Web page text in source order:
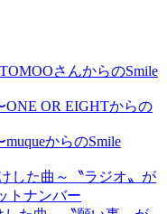
さんからのSmile
OR EIGHTからの
からのSmile
た曲～〝ラジオ〟が
トナンバー